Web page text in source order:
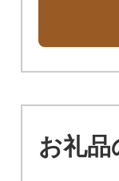
島の持
地区の
お礼品